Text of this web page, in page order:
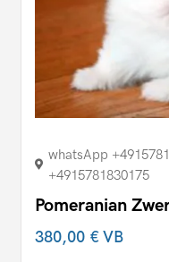
whatsApp
+4915781830175
Pomeranian
380,00 €VB